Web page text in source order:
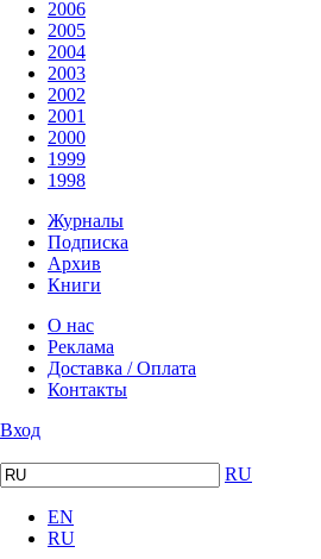
2006
2005
2004
2003
2002
2001
2000
1999
1998
Журналы
Подписка
Архив
Книги
О нас
Реклама
Доставка / Оплата
Контакты
Вход
RU
EN
RU